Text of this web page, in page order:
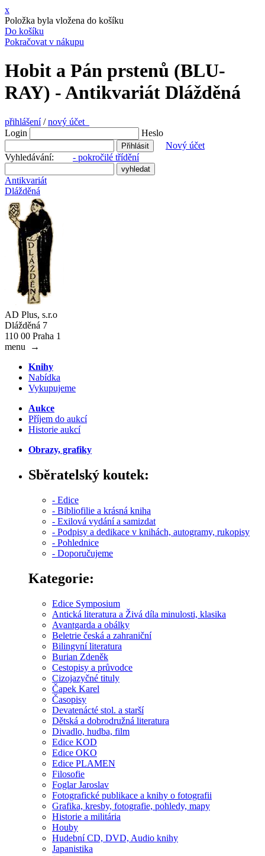
x
Položka byla vložena do košíku
Do košíku
Pokračovat v nákupu
Hobit a Pán prstenů (BLU-
RAY) - Antikvariát Dlážděná
přihlášení/nový účet
Login
Heslo
Nový účet
Vyhledávání: - pokročilé třídění
Antikvariát
Dlážděná
AD Plus, s.r.o
Dlážděná 7
110 00 Praha 1
menu
→
Knihy
Nabídka
Vykupujeme
Aukce
Příjem do aukcí
Historie aukcí
Obrazy, grafiky
Sběratelský koutek:
- Edice
- Bibliofilie a krásná kniha
- Exilová vydání a samizdat
- Podpisy a dedikace v knihách, autogramy, rukopisy
- Pohlednice
- Doporučujeme
Kategorie:
Edice Symposium
Antická literatura a Živá díla minulosti, klasika
Avantgarda a obálky
Beletrie česká a zahraniční
Bilingvní literatura
Burian Zdeněk
Cestopisy a průvodce
Cizojazyčné tituly
Čapek Karel
Časopisy
Devatenácté stol. a starší
Dětská a dobrodružná literatura
Divadlo, hudba, film
Edice KOD
Edice OKO
Edice PLAMEN
Filosofie
Foglar Jaroslav
Fotografické publikace a knihy o fotografii
Grafika, kresby, fotografie, pohledy, mapy
Historie a militária
Houby
Hudební CD, DVD, Audio knihy
Japanistika